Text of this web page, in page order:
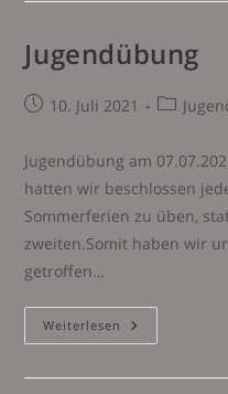
Jugendübung
Beitrag10. Juli 2021
Beitrags-
Jugendübung am
hatten wir beschlossen
Sommerferien zu üben,
zweiten.Somit haben wir
getroffen…
Weiterlesen Jugendübung